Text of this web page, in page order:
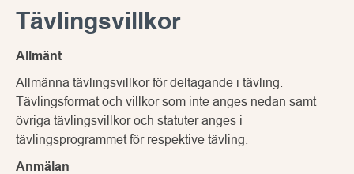
Tävlingsvillkor
Allmänt
Allmänna tävlingsvillkor för deltagande i tävling.
Tävlingsformat och villkor som inte anges nedan samt
övriga tävlingsvillkor och statuter anges i
tävlingsprogrammet för respektive tävling.
Anmälan